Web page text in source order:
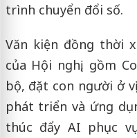
trình chuyển đổi số.
Văn kiện đồng thời
của Hội nghị, gồm
bộ, đặt con người ở
phát triển và ứng
thúc đẩy AI phục